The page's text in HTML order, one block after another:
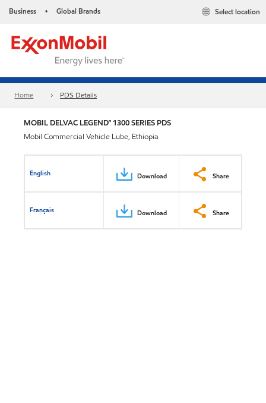
Business • Global Brands Select location
Home PDS Details
MOBIL DELVAC LEGEND™ 1300 SERIES PDS
Mobil Commercial Vehicle Lube, Ethiopia
English Download Share
Français Download Share